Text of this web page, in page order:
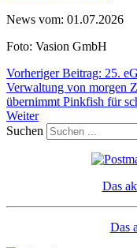
News vom: 01.07.2026
Foto: Vasion GmbH
Vorheriger Beitrag: 25.
Verwaltung von morgen
übernimmt Pinkfish für
Weiter
Suchen
Das
Das